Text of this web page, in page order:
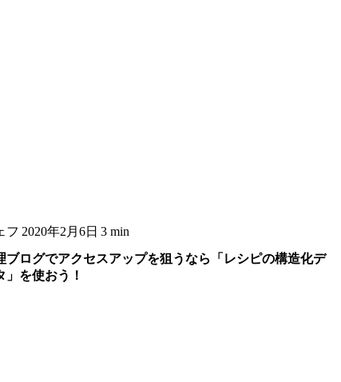
フ 2020年2月6日 3 min
ブログでアクセスアップを狙うなら「レシピの構造化デ
」を使おう！